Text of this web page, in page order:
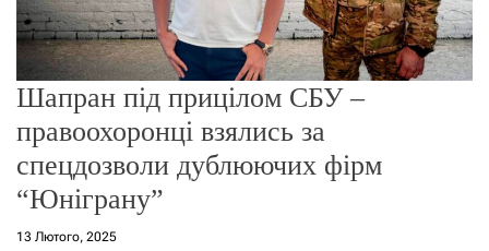
Шапран під прицілом СБУ –
правоохоронці взялись за
спецдозволи дублюючих фірм
“Юніграну”
13 Лютого, 2025